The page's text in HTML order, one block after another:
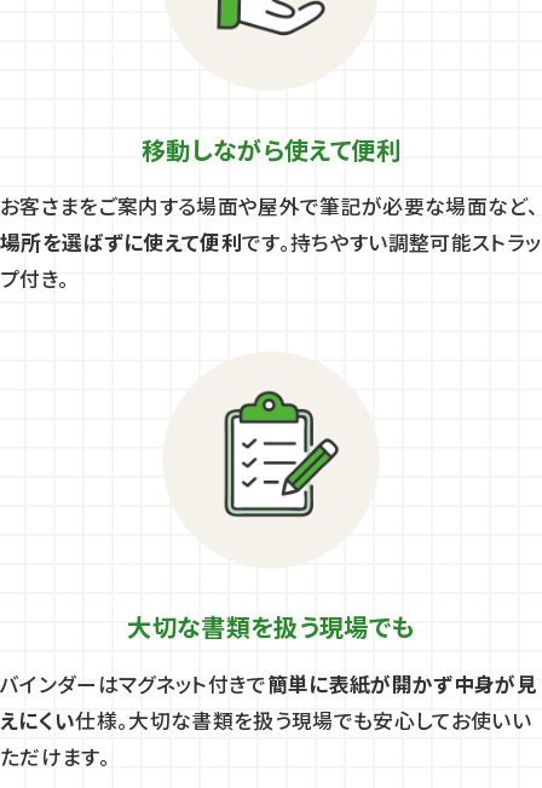
移動しながら使えて便利
お客さまをご案内する場面や屋外で筆記が必要な場面など、
場所を選ばずに使えて便利です。持ちやすい調整可能ストラッ
プ付き。
大切な書類を扱う現場でも
バインダーはマグネット付きで簡単に表紙が開かず中身が見
えにくい仕様。大切な書類を扱う現場でも安心してお使いい
ただけます。